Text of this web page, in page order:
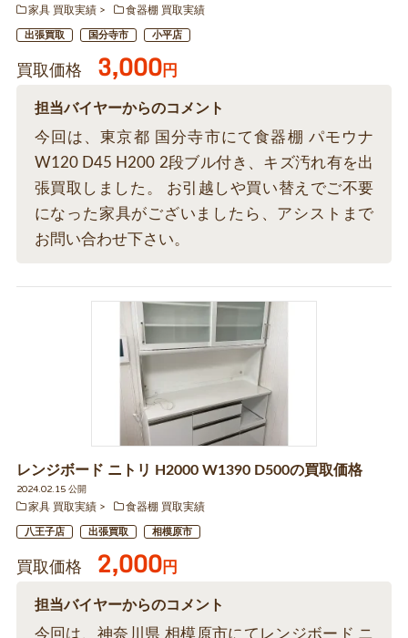
家具 買取実績
食器棚 買取実績
出張買取 国分寺市 小平店
買取価格 3,000円
担当バイヤーからのコメント
今回は、東京都 国分寺市にて食器棚 パモウナ
W120 D45 H200 2段ブル付き、キズ汚れ有を出
張買取しました。 お引越しや買い替えでご不要
になった家具がございましたら、アシストまで
お問い合わせ下さい。
レンジボード ニトリ H2000 W1390 D500の買取価格
2024.02.15 公開
家具 買取実績
食器棚 買取実績
八王子店 出張買取 相模原市
買取価格 2,000円
担当バイヤーからのコメント
今回は、神奈川県 相模原市にてレンジボード ニ